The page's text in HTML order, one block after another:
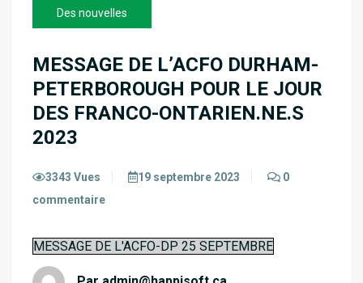
Des nouvelles
MESSAGE DE L’ACFO DURHAM-
PETERBOROUGH POUR LE JOUR
DES FRANCO-ONTARIEN.NE.S
2023
3343 Vues 19 septembre 2023
0
commentaire
MESSAGE DE L'ACFO-DP 25 SEPTEMBRE